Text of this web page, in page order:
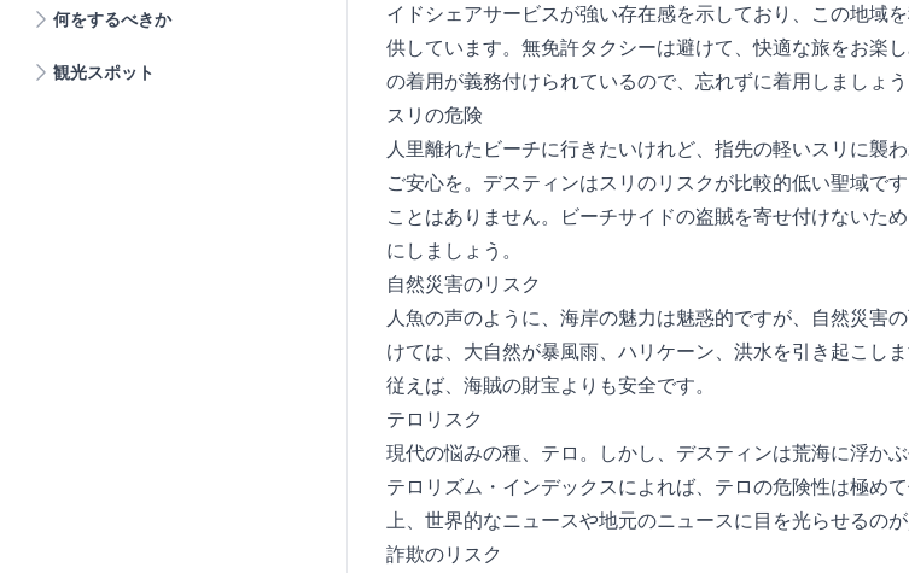
何をするべきか
観光スポット
イドシェアサービスが強い存在感を示しており、この地域
供しています。無免許タクシーは避けて、快適な旅をお楽
の着用が義務付けられているので、忘れずに着用しましょう
スリの危険
人里離れたビーチに行きたいけれど、指先の軽いスリに襲
ご安心を。デスティンはスリのリスクが比較的低い聖域で
ことはありません。ビーチサイドの盗賊を寄せ付けないた
にしましょう。
自然災害のリスク
人魚の声のように、海岸の魅力は魅惑的ですが、自然災害
けては、大自然が暴風雨、ハリケーン、洪水を引き起こし
従えば、海賊の財宝よりも安全です。
テロリスク
現代の悩みの種、テロ。しかし、デスティンは荒海に浮か
テロリズム・インデックスによれば、テロの危険性は極め
上、世界的なニュースや地元のニュースに目を光らせるのが
詐欺のリスク